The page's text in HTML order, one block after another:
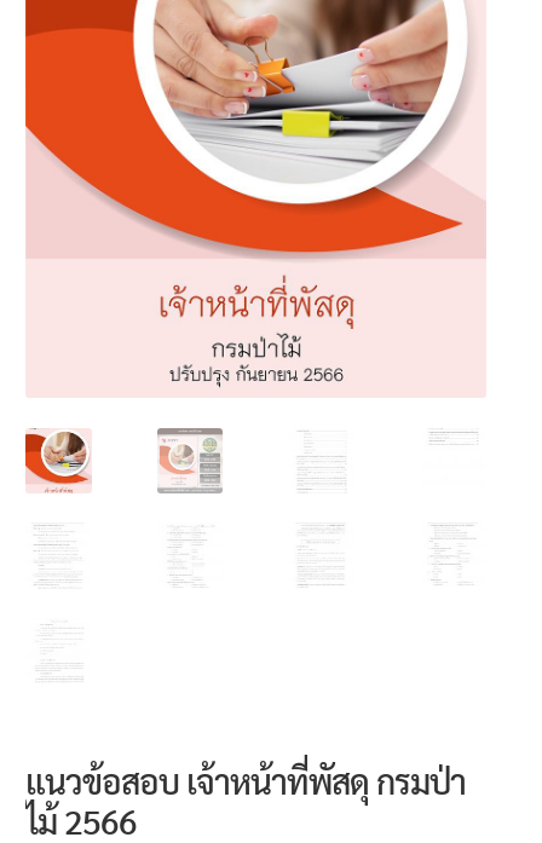
ข่าวเปิดสอบงานราชการ
นโยบายคืนสินค้าและการจัดส่ง​
คำถามที่พบบ่อย
แนวข้อสอบ เจ้าหน้าที่พัสดุ กรมป่า
ไม้ 2566